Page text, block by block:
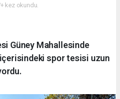
kez okundu.
Güney Mahallesinde
içerisindeki spor tesisi uzun